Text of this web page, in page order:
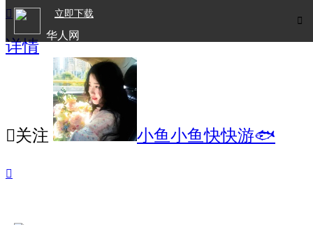

立即下载
华人网
欧洲华人生活APP

详情
关注 小鱼小鱼快快游🐟
